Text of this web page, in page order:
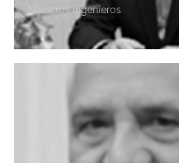
Nuestros ingenieros